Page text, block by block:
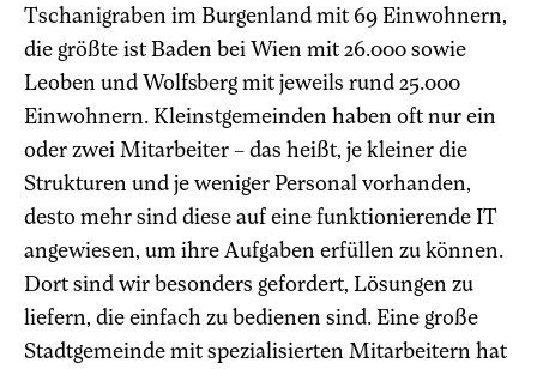
Tschanigraben im Burgenland mit 69 Einwohnern,
die größte ist Baden bei Wien mit 26.000 sowie
Leoben und Wolfsberg mit jeweils rund 25.000
Einwohnern. Kleinstgemeinden haben oft nur ein
oder zwei Mitarbeiter – das heißt, je kleiner die
Strukturen und je weniger Personal vorhanden,
desto mehr sind diese auf eine funktionierende IT
angewiesen, um ihre Aufgaben erfüllen zu können.
Dort sind wir besonders gefordert, Lösungen zu
liefern, die einfach zu bedienen sind. Eine große
Stadtgemeinde mit spezialisierten Mitarbeitern hat